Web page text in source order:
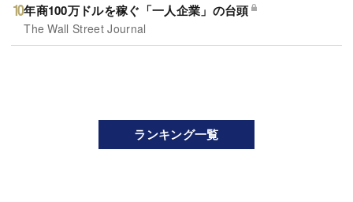
年商100万ドルを稼ぐ「一人企業」の台頭
The Wall Street Journal
ランキング一覧